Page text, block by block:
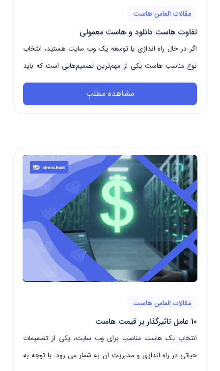
مقالات الماس هاست
تفاوت هاست دانلود و هاست معمولی
اگر در حال راه اندازی یا توسعه یک وب سایت هستید، انتخاب
نوع مناسب هاست یکی از مهم‌ترین تصمیم‌هایی است که باید
بگیرید. در این مقاله تیم الماس هاست قصد ...
مشاهده مطلب
مقالات الماس هاست
10 عامل تاثیرگذار بر قیمت هاست
انتخاب یک هاست مناسب برای وب سایت، یکی از تصمیمات
حیاتی در راه اندازی و مدیریت آن به شمار می رود. با توجه به